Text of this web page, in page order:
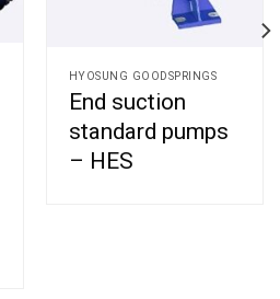
HYOSUNG GOODSPRINGS
End suction
standard pumps
– HES